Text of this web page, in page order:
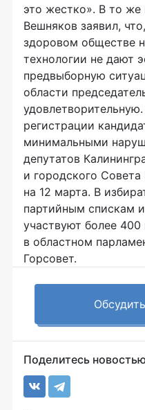
это жестко». В то же
Вешняков заявил,
здоровом обществе
технологии не дают
предвыборную
области
регистрации
минимальными
депутатов
и городского Совета
на 12 марта. В
партийным спискам
участвуют более 400
в областном
Горсовет.
Поделитесь